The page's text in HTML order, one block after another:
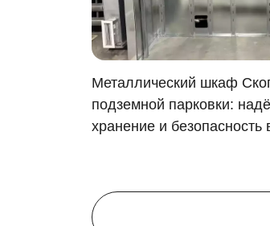
Металлический шкаф
подземной парковки:
хранение и безопасность